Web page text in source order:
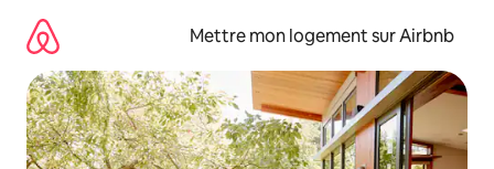
directement
contenu
Mettre mon logement sur Airbnb